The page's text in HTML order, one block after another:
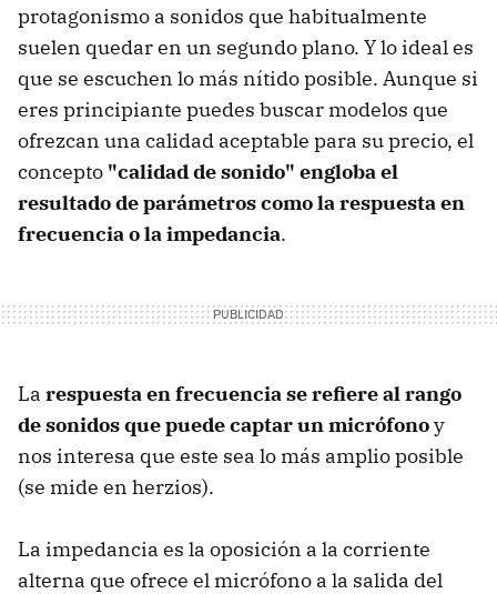
protagonismo a sonidos que habitualmente
suelen quedar en un segundo plano. Y lo ideal es
que se escuchen lo más nítido posible. Aunque si
eres principiante puedes buscar modelos que
ofrezcan una calidad aceptable para su precio, el
concepto "calidad de sonido" engloba el
resultado de parámetros como la respuesta en
frecuencia o la impedancia.
La respuesta en frecuencia se refiere al rango
de sonidos que puede captar un micrófonoy
nos interesa que este sea lo más amplio posible
(se mide en herzios).
La impedancia es la oposición a la corriente
alterna que ofrece el micrófono a la salida del